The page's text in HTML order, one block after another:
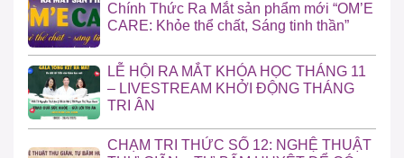
Chính Thức Ra Mắt sản phẩm mới “OM’E
CARE: Khỏe thể chất, Sáng tinh thần”
LỄ HỘI RA MẮT KHÓA HỌC THÁNG 11
– LIVESTREAM KHỞI ĐỘNG THÁNG
TRI ÂN
CHẠM TRI THỨC SỐ 12: NGHỆ THUẬT